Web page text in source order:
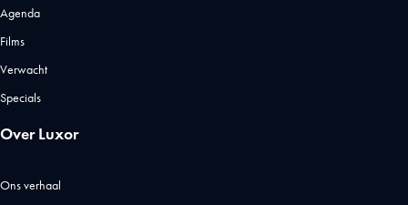
Agenda
Films
Verwacht
Specials
Over Luxor
Ons verhaal